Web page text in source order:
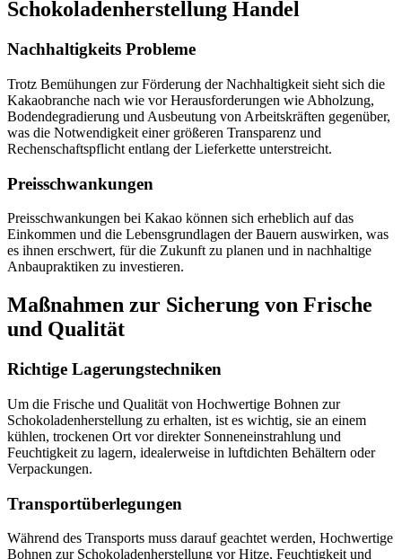
Schokoladenherstellung Handel
Nachhaltigkeits Probleme
Trotz Bemühungen zur Förderung der Nachhaltigkeit sieht sich die
Kakaobranche nach wie vor Herausforderungen wie Abholzung,
Bodendegradierung und Ausbeutung von Arbeitskräften gegenüber,
was die Notwendigkeit einer größeren Transparenz und
Rechenschaftspflicht entlang der Lieferkette unterstreicht.
Preisschwankungen
Preisschwankungen bei Kakao können sich erheblich auf das
Einkommen und die Lebensgrundlagen der Bauern auswirken, was
es ihnen erschwert, für die Zukunft zu planen und in nachhaltige
Anbaupraktiken zu investieren.
Maßnahmen zur Sicherung von Frische
und Qualität
Richtige Lagerungstechniken
Um die Frische und Qualität von Hochwertige Bohnen zur
Schokoladenherstellung zu erhalten, ist es wichtig, sie an einem
kühlen, trockenen Ort vor direkter Sonneneinstrahlung und
Feuchtigkeit zu lagern, idealerweise in luftdichten Behältern oder
Verpackungen.
Transportüberlegungen
Während des Transports muss darauf geachtet werden, Hochwertige
Bohnen zur Schokoladenherstellung vor Hitze, Feuchtigkeit und